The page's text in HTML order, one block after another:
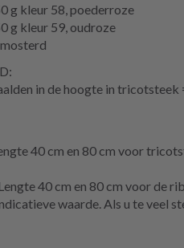
g kleur 58, poederroze
g kleur 59, oudroze
in de hoogte in tricotsteek
40 cm en 80 cm voor
40 cm en 80 cm voor de
waarde. Als u te veel